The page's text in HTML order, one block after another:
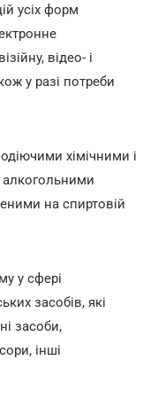
усіх форм
відео- і
у разі потреби
хімічними і
на спиртовій
у сфері
засобів, які
засоби,
інші